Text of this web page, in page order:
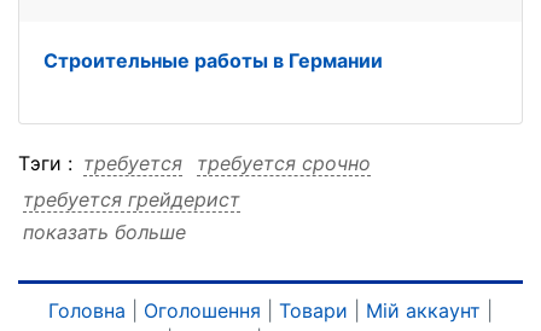
Строительные работы в Германии
Тэги : требуется
требуется срочно
требуется грейдерист
требуется грейдерист срочно
срочно грейдерист требуется грейдерист
показать больше
Головна Оголошення Товари Мій аккаунт